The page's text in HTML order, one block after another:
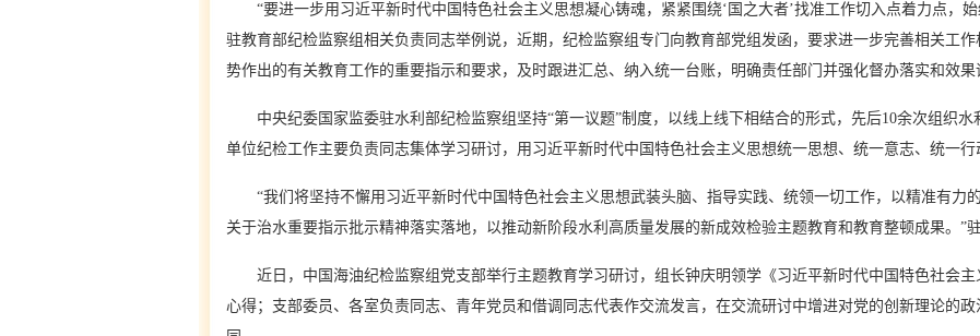
“要进一步用习近平新时代中国特色社会主义思想凝心铸魂，紧紧围绕‘国之大者’找准工作切入点着力点，
驻教育部纪检监察组相关负责同志举例说，近期，纪检监察组专门向教育部党组发函，要求进一步完善相关工
势作出的有关教育工作的重要指示和要求，及时跟进汇总、纳入统一台账，明确责任部门并强化督办落实和效果
中央纪委国家监委驻水利部纪检监察组坚持“第一议题”制度，以线上线下相结合的形式，先后10余次组织水
单位纪检工作主要负责同志集体学习研讨，用习近平新时代中国特色社会主义思想统一思想、统一意志、统一行
“我们将坚持不懈用习近平新时代中国特色社会主义思想武装头脑、指导实践、统领一切工作，以精准有力
关于治水重要指示批示精神落实落地，以推动新阶段水利高质量发展的新成效检验主题教育和教育整顿成果。”
近日，中国海油纪检监察组党支部举行主题教育学习研讨，组长钟庆明领学《习近平新时代中国特色社会主
心得；支部委员、各室负责同志、青年党员和借调同志代表作交流发言，在交流研讨中增进对党的创新理论的